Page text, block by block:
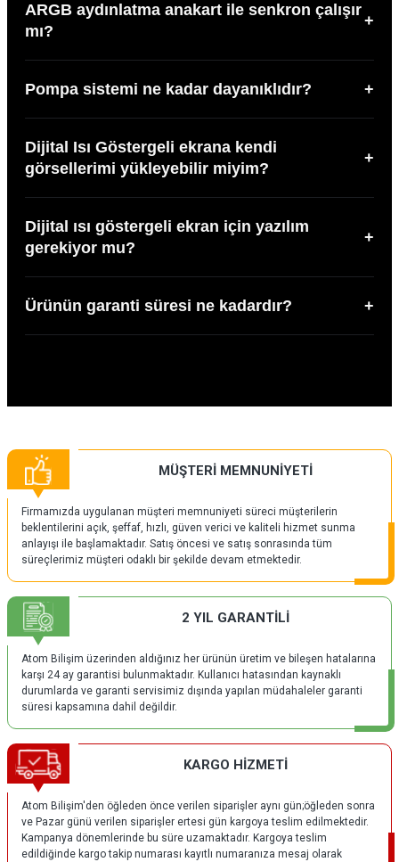
ARGB aydınlatma anakart ile senkron çalışır
mı?
+
Pompa sistemi ne kadar dayanıklıdır? +
Dijital Isı Göstergeli ekrana kendi
görsellerimi yükleyebilir miyim?
+
Dijital ısı göstergeli ekran için yazılım
gerekiyor mu?
+
Ürünün garanti süresi ne kadardır? +
MÜŞTERİ MEMNUNİYETİ
Firmamızda uygulanan müşteri memnuniyeti süreci müşterilerin
beklentilerini açık, şeffaf, hızlı, güven verici ve kaliteli hizmet sunma
anlayışı ile başlamaktadır. Satış öncesi ve satış sonrasında tüm
süreçlerimiz müşteri odaklı bir şekilde devam etmektedir.
2 YIL GARANTİLİ
Atom Bilişim üzerinden aldığınız her ürünün üretim ve bileşen hatalarına
karşı 24 ay garantisi bulunmaktadır. Kullanıcı hatasından kaynaklı
durumlarda ve garanti servisimiz dışında yapılan müdahaleler garanti
süresi kapsamına dahil değildir.
KARGO HİZMETİ
Atom Bilişim'den öğleden önce verilen siparişler aynı gün;öğleden sonra
ve Pazar günü verilen siparişler ertesi gün kargoya teslim edilmektedir.
Kampanya dönemlerinde bu süre uzamaktadır. Kargoya teslim
edildiğinde kargo takip numarası kayıtlı numaranıza mesaj olarak